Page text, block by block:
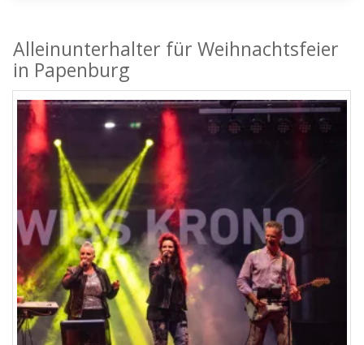
Alleinunterhalter für Weihnachtsfeier
in Papenburg